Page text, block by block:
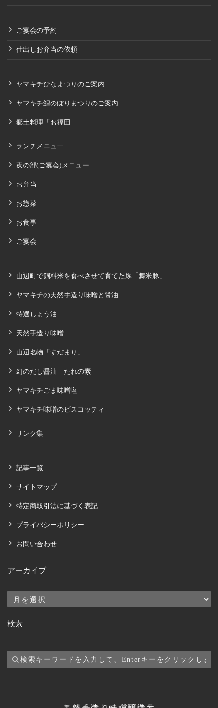
ご宴会の予約
仕出しお弁当の依頼
ヤマキチひなまつりのご案内
ヤマキチ鯉のぼりまつりのご案内
郷土料理「お福田」
ランチメニュー
夜の部(ご宴会)メニュー
お弁当
お惣菜
お食事
ご宴会
山辺町で飼料米を食べさせて育てた豚「舞米豚」
ヤマキチの天然手造り味噌と醤油
特選しょう油
天然手造り味噌
山辺名物「すだまり」
幻のだし醤油 たれの素
ヤマキチごま味噌塩
ヤマキチ味噌のビスコッティ
リンク集
記事一覧
サイトマップ
特定商取引法に基づく表記
プライバシーポリシー
お問い合わせ
アーカイブ
ア
カ
ブ
検索